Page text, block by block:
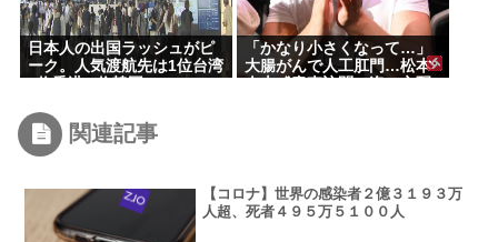
日本人の出国ラッシュがピ
ーク。人気渡航先は1位台湾
「かなり小さくなって…」
大腸がんで人工肛門…松本
関連記事
【コロナ】世界の感染者２億３１９３万
人超、死者４９５万５１００人